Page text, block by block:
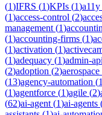
(1)IFRS (1)KPIs (1)a11y
(1)access-control (2)
management (1)
(1)accounting-firms (1)
(1)activation (1)
(1)adequacy (1)admin-api
(2)adoption (2)aerospace
(13)agency-automation (1
(1)agentforce (1)agile (2)
(62)ai-agent (1)ai-agents